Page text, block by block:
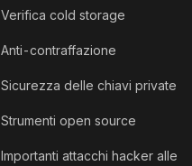
Verifica cold storage
Anti-contraffazione
Sicurezza delle chiavi private
Strumenti open source
Importanti attacchi hacker alle